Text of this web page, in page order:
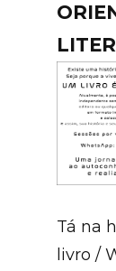
Tá na
livro /